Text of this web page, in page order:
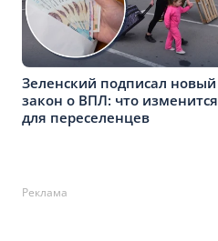
Зеленский подписал новый
закон о ВПЛ: что изменится
для переселенцев
Реклама